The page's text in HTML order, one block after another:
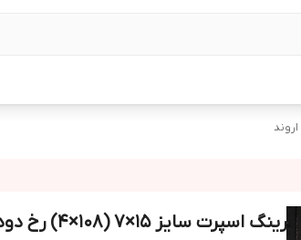
رینگ اسپرت سایز ۱۵×۷ (۱۰۸×۴) رخ دودی ۰۴۸ اروند